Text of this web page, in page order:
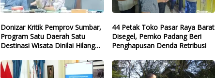
Donizar Kritik Pemprov Sumbar,
Program Satu Daerah Satu
Destinasi Wisata Dinilai Hilang
44 Petak Toko Pasar Raya Barat
Disegel, Pemko Padang Beri
Penghapusan Denda Retribusi